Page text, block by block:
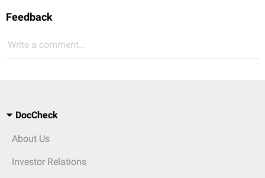
Feedback
Write a comment...
DocCheck
About Us
Investor Relations